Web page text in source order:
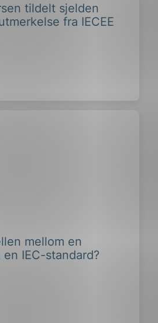
tildelt sjelden
fra IECEE
mellom en
en IEC-standard?